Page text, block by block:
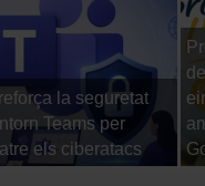
la seguretat
Teams per
els ciberatacs